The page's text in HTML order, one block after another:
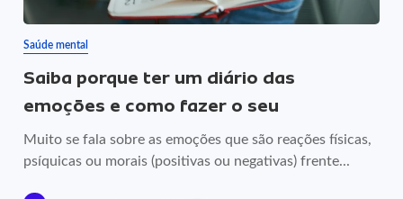
Saúde mental
Saiba porque ter um diário das
emoções e como fazer o seu
Muito se fala sobre as emoções que são reações físicas,
psíquicas ou morais (positivas ou negativas) frente...